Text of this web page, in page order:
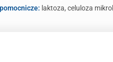
laktoza, celuloza